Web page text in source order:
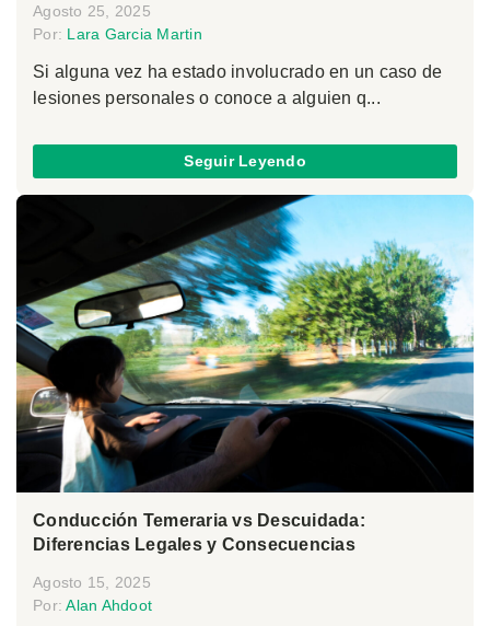
Agosto 25, 2025
Por: Lara Garcia Martin
Si alguna vez ha estado involucrado en un caso de
lesiones personales o conoce a alguien q...
Seguir Leyendo
Conducción Temeraria vs Descuidada:
Diferencias Legales y Consecuencias
Agosto 15, 2025
Por:Alan Ahdoot